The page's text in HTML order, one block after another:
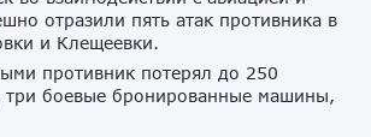
отразили пять атак противника в
и Клещеевки.
противник потерял до 250
три боевые бронированные машины,